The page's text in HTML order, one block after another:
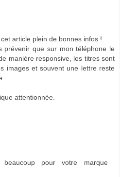
article plein de bonnes infos !
prévenir que sur mon téléphone le
manière responsive, les titres sont
images et souvent une lettre reste
attentionnée.
pour votre marque